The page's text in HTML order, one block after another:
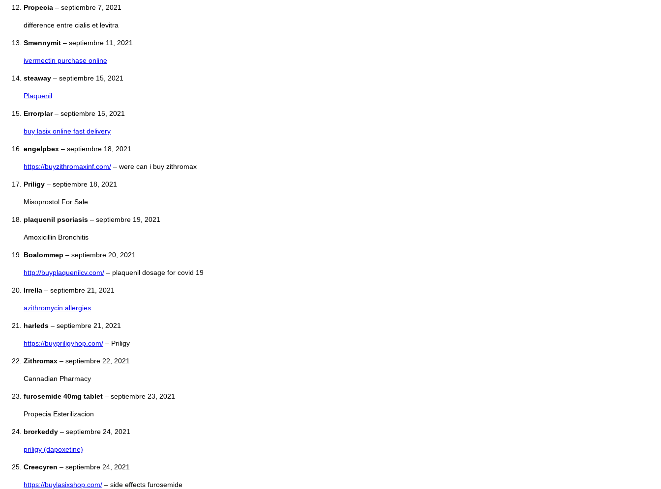
Propecia – septiembre 7, 2021
difference entre cialis et levitra
Smennymit – septiembre 11, 2021
ivermectin purchase online
steaway – septiembre 15, 2021
Plaquenil
Errorplar– septiembre 15, 2021
buy lasix online fast delivery
engelpbex – septiembre 18, 2021
https://buyzithromaxinf.com/ – were can i buy zithromax
Priligy – septiembre 18, 2021
Misoprostol For Sale
plaquenil psoriasis – septiembre 19, 2021
Amoxicillin Bronchitis
Boalommep – septiembre 20, 2021
http://buyplaquenilcv.com/ – plaquenil dosage for covid 19
Irrella – septiembre 21, 2021
azithromycin allergies
harleds – septiembre 21, 2021
https://buypriligyhop.com/ – Priligy
Zithromax – septiembre 22, 2021
Cannadian Pharmacy
furosemide 40mg tablet – septiembre 23, 2021
Propecia Esterilizacion
brorkeddy – septiembre 24, 2021
priligy (dapoxetine)
Creecyren – septiembre 24, 2021
https://buylasixshop.com/ – side effects furosemide